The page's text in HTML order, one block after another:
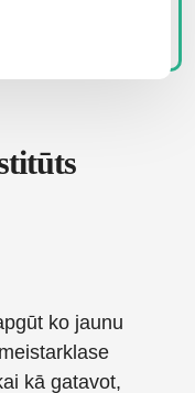
ko jaunu
kā gatavot,